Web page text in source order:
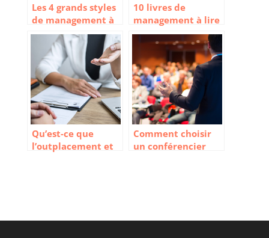
Les 4 grands styles
de management à
connaitre
10 livres de
management à lire
pour être un bon
leader
Qu’est-ce que
l’outplacement et
Comment choisir
un conférencier